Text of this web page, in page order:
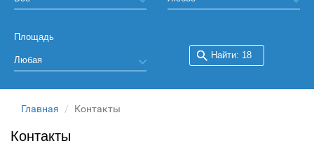
Площадь
Главная Контакты
Контакты